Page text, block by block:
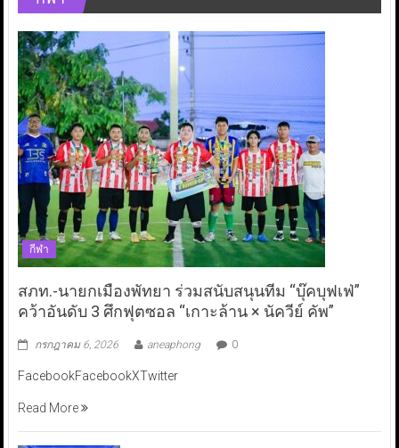
กีฬา
สภท.-นายกเมืองพัทยา ร่วมสนับสนุนทีม “บุ๊คบุฟเฟ่”
คว้าอันดับ 3 ศึกฟุตซอล “เกาะล้าน × นัควีย์ คัพ”
กรกฎาคม 6, 2026 aneaphong 0
FacebookFacebookXTwitter
Read More